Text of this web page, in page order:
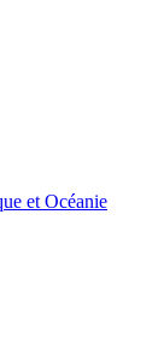
et Océanie